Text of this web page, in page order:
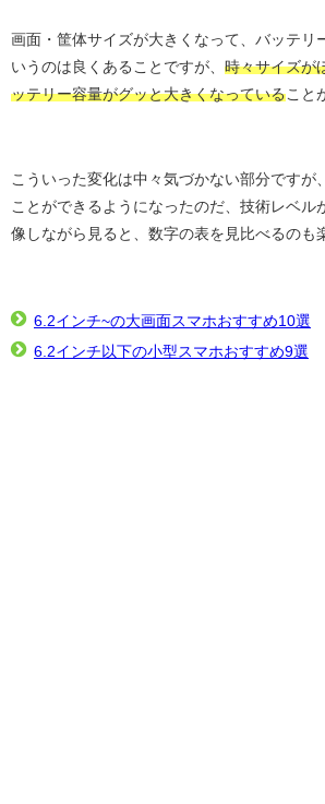
画面・筐体サイズが大きくなって、バッテリ
いうのは良くあることですが、 時々サイズが
ッテリー容量がグッと大きくなっていること
こういった変化は中々気づかない部分ですが
ことができるようになったのだ、技術レベル
像しながら見ると、数字の表を見比べるのも
6.2インチ~の大画面スマホおすすめ10選
6.2インチ以下の小型スマホおすすめ9選